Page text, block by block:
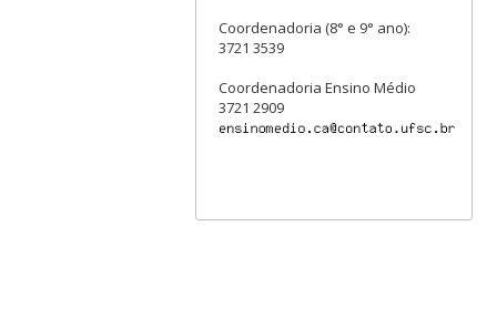
Coordenadoria (8° e 9° ano):
3721 3539
Coordenadoria Ensino Médio
3721 2909